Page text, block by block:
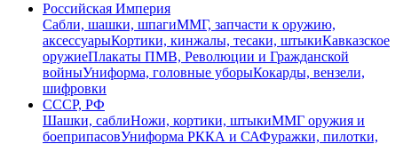
Российская Империя
Сабли, шашки, шпагиММГ, запчасти к оружию,
аксессуарыКортики, кинжалы, тесаки, штыкиКавказское
оружиеПлакаты ПМВ, Революции и Гражданской
войныУниформа, головные уборыКокарды, вензели,
шифровки
СССР, РФ
Шашки, саблиНожи, кортики, штыкиММГ оружия и
боеприпасовУниформа РККА и САФуражки, пилотки,